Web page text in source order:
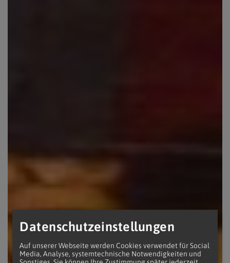
Datenschutzeinstellungen
Auf unserer Webseite werden Cookies verwendet für Social
Media, Analyse, systemtechnische Notwendigkeiten und